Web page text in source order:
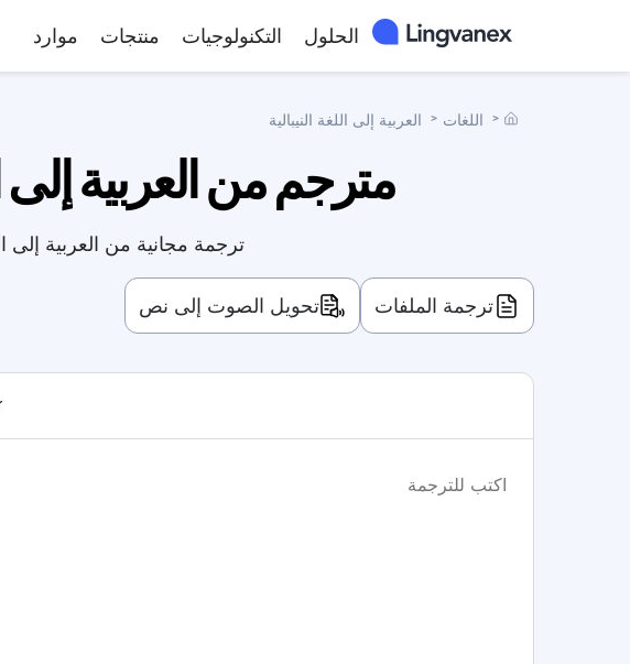
الحلول التكنولوجيات منتجات موارد
˃ اللغات ˃ العربية إلى اللغة النيبالية
مترجم من العربية إلى
ترجمة مجانية من العربية إلى
ترجمة الملفات تحويل الصوت إلى نص